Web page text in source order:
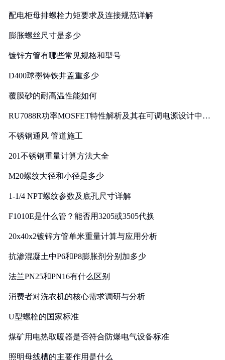
配电柜母排螺栓力矩要求及连接规范详解
膨胀螺丝尺寸是多少
镀锌方管有哪些常见规格和型号
D400球墨铸铁井盖重多少
覆膜砂的耐高温性能如何
RU7088R功率MOSFET特性解析及其在可调电源设计中的
不锈钢通风 管道施工
201不锈钢重量计算方法大全
M20螺纹大径和小径是多少
1-1/4 NPT螺纹参数及底孔尺寸详解
F1010E是什么管？能否用3205或3505代换
20x40x2镀锌方管单米重量计算与应用分析
抗渗混凝土中P6和P8膨胀剂分别加多少
法兰PN25和PN16有什么区别
消费者对洗衣机的核心需求调研与分析
U型螺栓的国家标准
煤矿用电热取暖器是否符合防爆电气设备标准
照明母线槽的主要作用是什么